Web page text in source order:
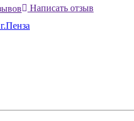
Написать отзыв